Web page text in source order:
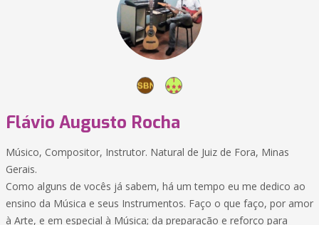
Flávio Augusto Rocha
Músico, Compositor, Instrutor. Natural de Juiz de Fora, Minas
Gerais.
Como alguns de vocês já sabem, há um tempo eu me dedico ao
ensino da Música e seus Instrumentos. Faço o que faço, por amor
à Arte, e em especial à Música; da preparação e reforço para